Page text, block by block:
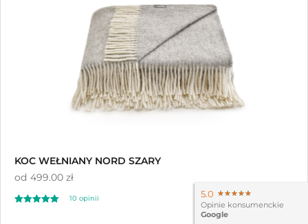
KOC WEŁNIANY NORD SZARY
od 499.00 zł
10 opinii 5.0 ★★★★★
★★★★★
Opinie konsumenckie
Google